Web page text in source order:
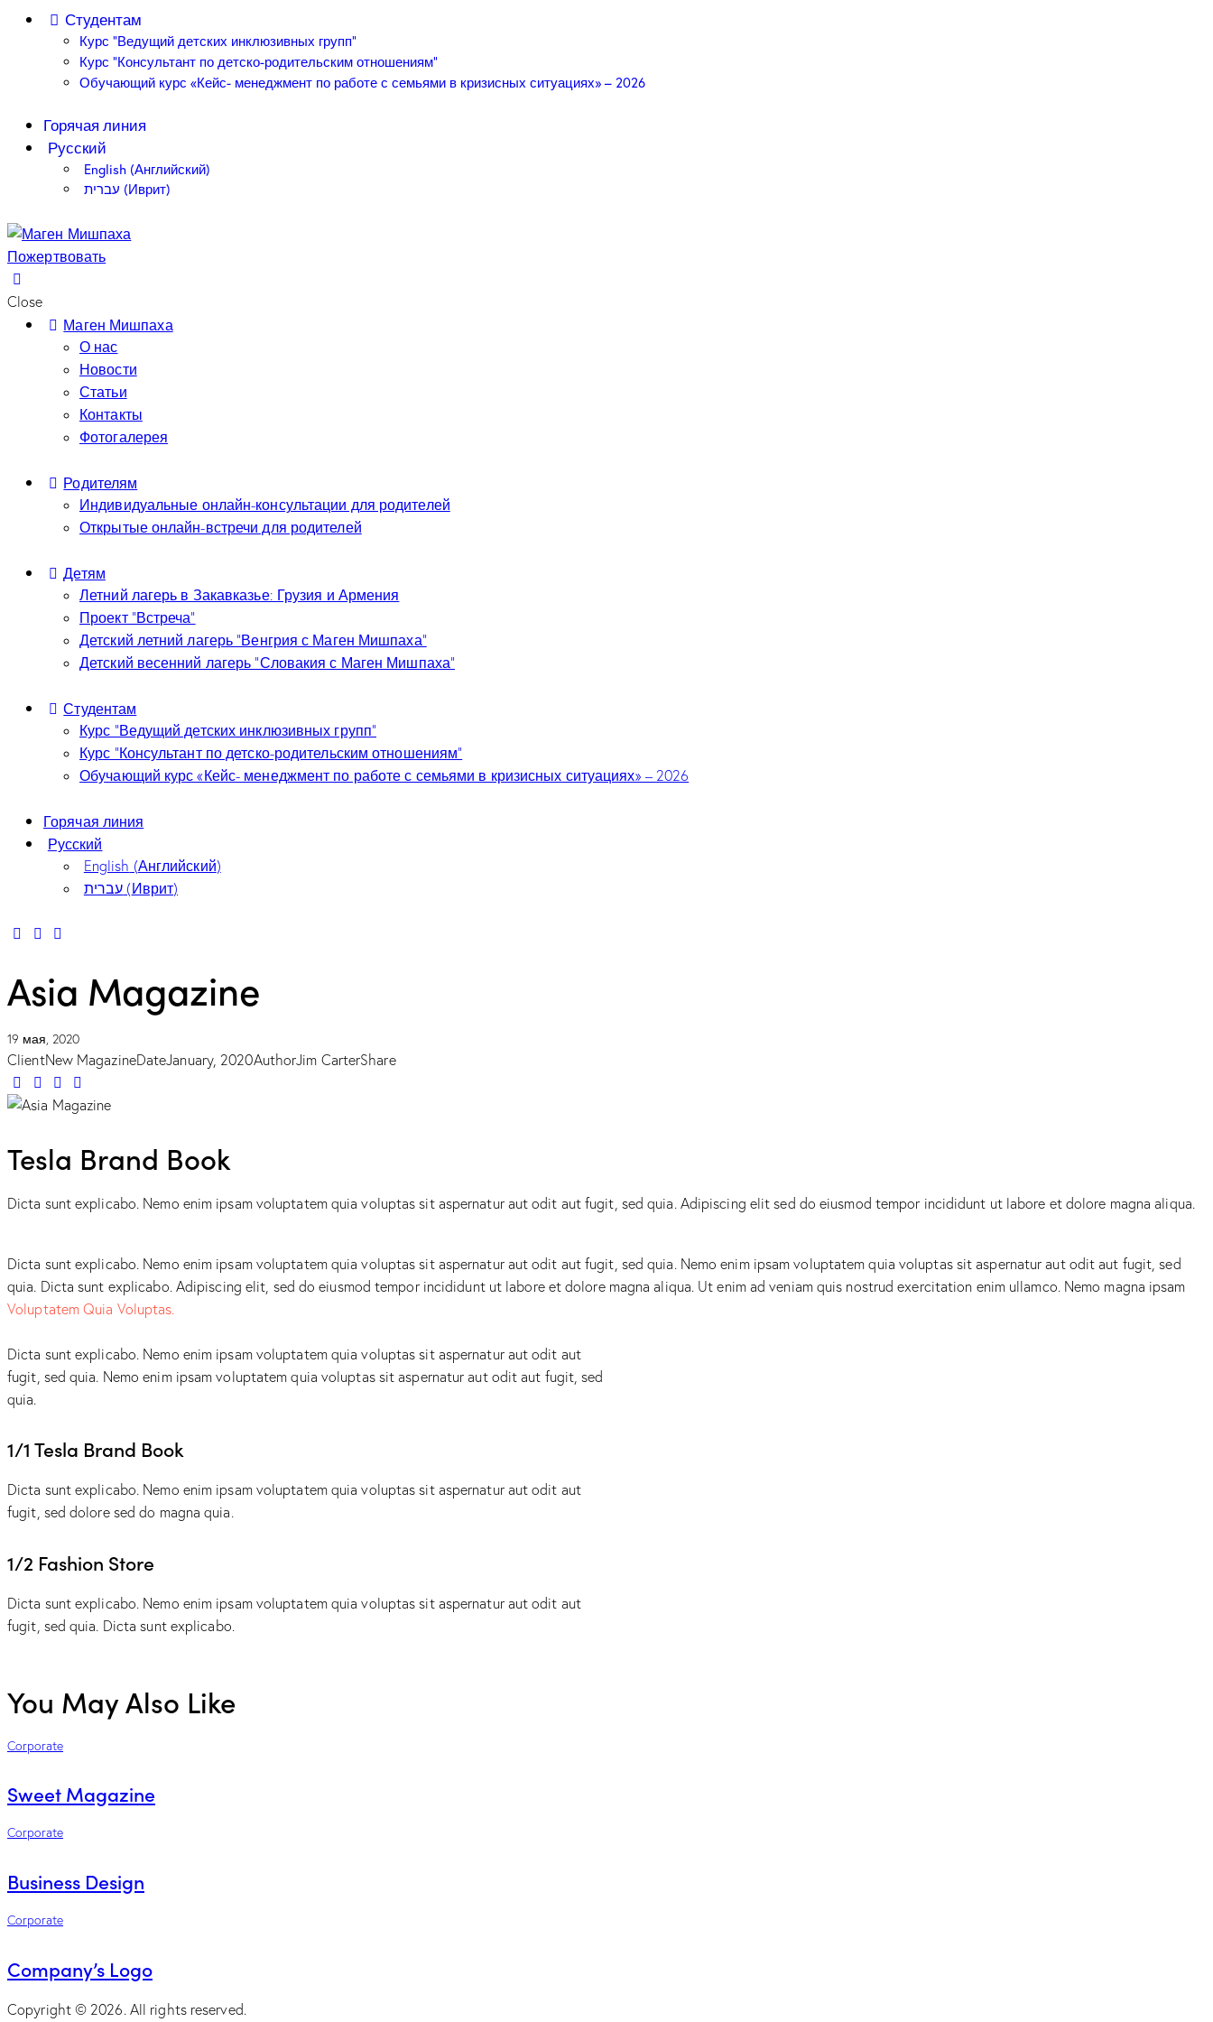
Студентам
Курс “Ведущий детских инклюзивных групп”
Курс “Консультант по детско-родительским отношениям”
Обучающий курс «Кейс- менеджмент по работе с семьями в кризисных ситуациях» – 2026
Горячая линия
Русский
English(Английский)
עברית (Иврит)
Пожертвовать
Close
Маген Мишпаха
О нас
Новости
Статьи
Контакты
Фотогалерея
Родителям
Индивидуальные онлайн-консультации для родителей
Открытые онлайн-встречи для родителей
Детям
Летний лагерь в Закавказье: Грузия и Армения
Проект “Встреча”
Детский летний лагерь “Венгрия с Маген Мишпаха”
Детский весенний лагерь “Словакия с Маген Мишпаха”
Студентам
Курс “Ведущий детских инклюзивных групп”
Курс “Консультант по детско-родительским отношениям”
Обучающий курс «Кейс- менеджмент по работе с семьями в кризисных ситуациях» – 2026
Горячая линия
Русский
English (Английский)
עברית (Иврит)
Asia Magazine
19 мая, 2020
ClientNew MagazineDateJanuary, 2020AuthorJim CarterShare
Tesla Brand Book
Dicta sunt explicabo. Nemo enim ipsam voluptatem quia voluptas sit aspernatur aut odit aut fugit, sed quia. Adipiscing elit sed do eiusmod tempor incididunt ut labore et dolore magna aliqua.
Dicta sunt explicabo. Nemo enim ipsam voluptatem quia voluptas sit aspernatur aut odit aut fugit, sed quia. Nemo enim ipsam voluptatem quia voluptas sit aspernatur aut odit aut fugit, sed
quia. Dicta sunt explicabo. Adipiscing elit, sed do eiusmod tempor incididunt ut labore et dolore magna aliqua. Ut enim ad veniam quis nostrud exercitation enim ullamco. Nemo magna ipsam
Voluptatem Quia Voluptas.
Dicta sunt explicabo. Nemo enim ipsam voluptatem quia voluptas sit aspernatur aut odit aut
fugit, sed quia. Nemo enim ipsam voluptatem quia voluptas sit aspernatur aut odit aut fugit, sed
quia.
1/1 Tesla Brand Book
Dicta sunt explicabo. Nemo enim ipsam voluptatem quia voluptas sit aspernatur aut odit aut
fugit, sed dolore sed do magna quia.
1/2 Fashion Store
Dicta sunt explicabo. Nemo enim ipsam voluptatem quia voluptas sit aspernatur aut odit aut
fugit, sed quia. Dicta sunt explicabo.
You May Also Like
Corporate
Sweet Magazine
Corporate
Business Design
Corporate
Company’s Logo
Copyright © 2026. All rights reserved.